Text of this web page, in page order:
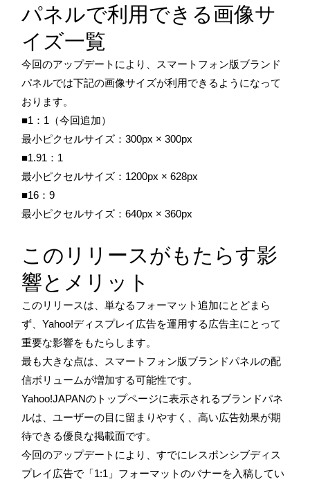
パネルで利用できる画像サ
イズ一覧
今回のアップデートにより、スマートフォン版ブランド
パネルでは下記の画像サイズが利用できるようになって
おります。
■1：1（今回追加）
最小ピクセルサイズ：300px × 300px
■1.91：1
最小ピクセルサイズ：1200px × 628px
■16：9
最小ピクセルサイズ：640px × 360px
このリリースがもたらす影
響とメリット
このリリースは、単なるフォーマット追加にとどまら
ず、Yahoo!ディスプレイ広告を運用する広告主にとって
重要な影響をもたらします。
最も大きな点は、スマートフォン版ブランドパネルの配
信ボリュームが増加する可能性です。
Yahoo!JAPANのトップページに表示されるブランドパネ
ルは、ユーザーの目に留まりやすく、高い広告効果が期
待できる優良な掲載面です。
今回のアップデートにより、すでにレスポンシブディス
プレイ広告で「1:1」フォーマットのバナーを入稿してい